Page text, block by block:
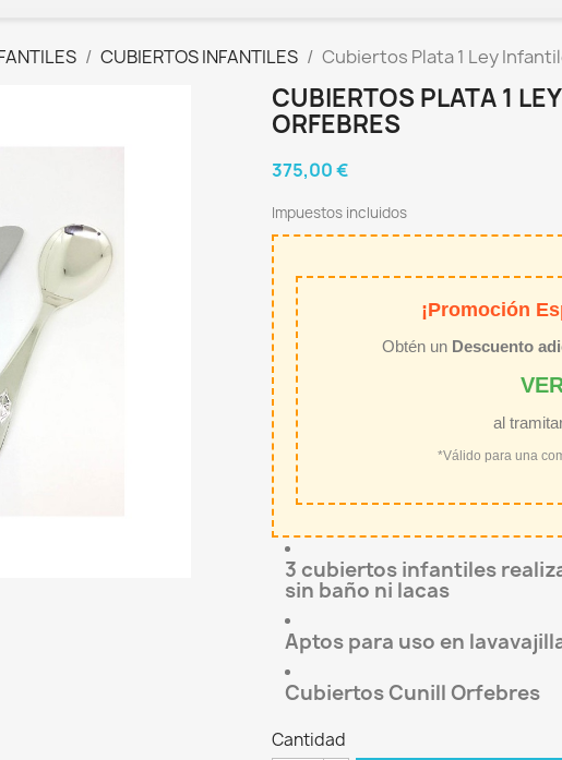
CUBIERTOS INFANTILES Cubiertos Plata 1 Ley
CUBIERTOS PLATA 1
ORFEBRES
375,00 €
Impuestos incluidos
¡Promoción
Obtén un Descuento
al
*Válido para una
3 cubiertos infantiles
sin baño ni lacas
Aptos para uso en
Cubiertos Cunill Orfebres
Cantidad